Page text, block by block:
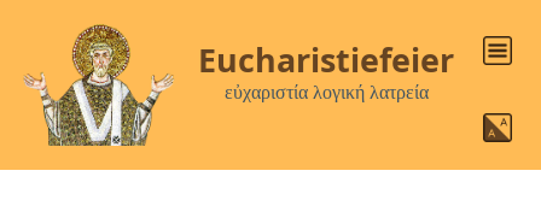
Eucharistiefeier
εὐχαριστία λογική λατρεία